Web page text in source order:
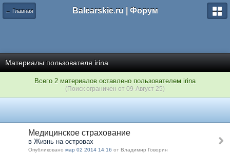
← Главная Balearskie.ru | Форум
Материалы пользователя irina
Всего 2 материалов оставлено пользователем irina
(Поиск ограничен от 09-Август 25)
Медицинское страхование
в Жизнь на островах
Опубликовано мар 02 2014 14:16 от Владимир Говорин